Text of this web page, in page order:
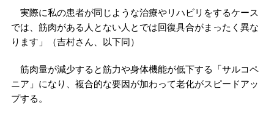
実際に私の患者が同じような治療やリハビリをするケース
では、筋肉がある人とない人とでは回復具合がまったく異な
ります」（吉村さん、以下同）
筋肉量が減少すると筋力や身体機能が低下する「サルコペ
ニア」になり、複合的な要因が加わって老化がスピードアッ
プする。